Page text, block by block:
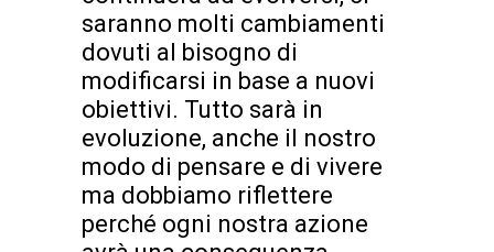
saranno molti cambiamenti
dovuti al bisogno di
modificarsi in base a nuovi
obiettivi. Tutto sarà in
evoluzione, anche il nostro
modo di pensare e di vivere
ma dobbiamo riflettere
perché ogni nostra azione